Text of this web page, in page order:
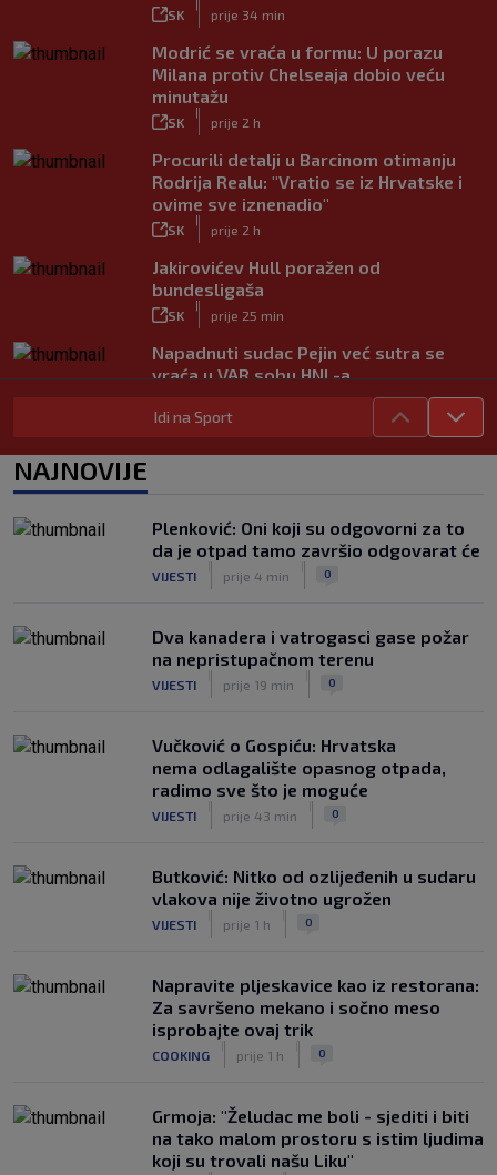
SK prije 34 min
Modrić se vraća u formu: U porazu
Milana protiv Chelseaja dobio veću
minutažu
SK prije 2 h
Procurili detalji u Barcinom otimanju
Rodrija Realu: "Vratio se iz Hrvatske i
ovime sve iznenadio"
SK prije 2 h
Jakirovićev Hull poražen od
bundesligaša
SK prije 25 min
Napadnuti sudac Pejin već sutra se
vraća u VAR sobu HNL-a
VIDEO / Martin dominantan u sprintu,
Marquez neprepoznatljiv!
VIDEO / Inter bez Sučića u sastavu
poveo protiv Juventusa
SK prije 5 h
Idi na Sport
NAJNOVIJE
Plenković: Oni koji su odgovorni za to
da je otpad tamo završio odgovarat će
VIJESTI prije 4 min 0
Dva kanadera i vatrogasci gase požar
na nepristupačnom terenu
VIJESTI prije 19 min 0
Vučković o Gospiću: Hrvatska
nema odlagalište opasnog otpada,
radimo sve što je moguće
VIJESTI prije 43 min 0
Butković: Nitko od ozlijeđenih u sudaru
vlakova nije životno ugrožen
VIJESTI prije 1 h 0
Napravite pljeskavice kao iz restorana:
Za savršeno mekano i sočno meso
isprobajte ovaj trik
COOKING prije 1 h 0
Grmoja: "Želudac me boli - sjediti i biti
na tako malom prostoru s istim ljudima
koji su trovali našu Liku"